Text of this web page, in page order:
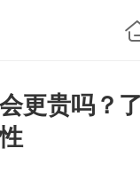
更贵吗？